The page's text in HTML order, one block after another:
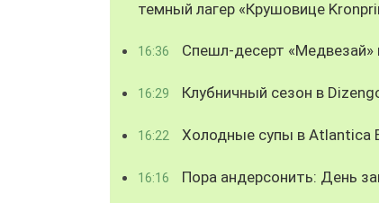
темный лагер «Крушовице
16:36 Спешл-десерт «Медвезай»
16:29 Клубничный сезон в
16:22 Холодные супы в Atlantica
16:16 Пора андерсонить: День